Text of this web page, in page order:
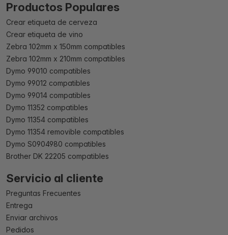
Productos Populares
Crear etiqueta de cerveza
Crear etiqueta de vino
Zebra 102mm x 150mm compatibles
Zebra 102mm x 210mm compatibles
Dymo 99010 compatibles
Dymo 99012 compatibles
Dymo 99014 compatibles
Dymo 11352 compatibles
Dymo 11354 compatibles
Dymo 11354 removible compatibles
Dymo S0904980 compatibles
Brother DK 22205 compatibles
Servicio al cliente
Preguntas Frecuentes
Entrega
Enviar archivos
Pedidos